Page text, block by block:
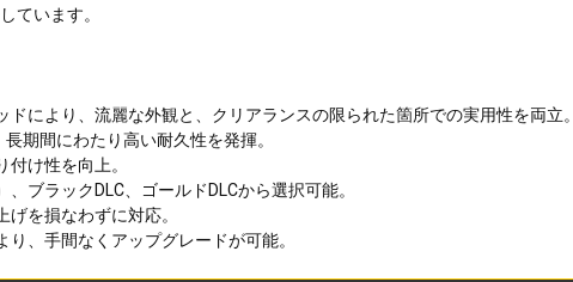
ています。
により、流麗な外観と、クリアランスの限られた箇所での実用性を両立。
期間にわたり高い耐久性を発揮。
け性を向上。
ブラックDLC、ゴールドDLCから選択可能。
を損なわずに対応。
、手間なくアップグレードが可能。